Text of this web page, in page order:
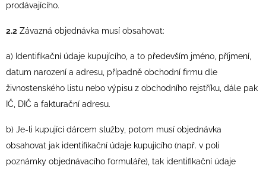
prodávajícího.
2.2 Závazná objednávka musí obsahovat:
a) Identifikační údaje kupujícího, a to především jméno, příjmení,
datum narození a adresu, případně obchodní firmu dle
živnostenského listu nebo výpisu z obchodního rejstříku, dále pak
IČ, DIČ a fakturační adresu.
b) Je-li kupující dárcem služby, potom musí objednávka
obsahovat jak identifikační údaje kupujícího (např. v poli
poznámky objednávacího formuláře), tak identifikační údaje